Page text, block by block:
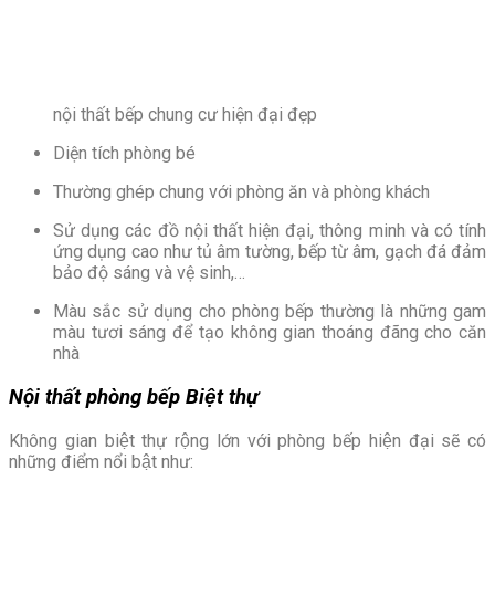
nội thất bếp chung cư hiện đại đẹp
Diện tích phòng bé
Thường ghép chung với phòng ăn và phòng khách
Sử dụng các đồ nội thất hiện đại, thông minh và có tính
ứng dụng cao như tủ âm tường, bếp từ âm, gạch đá đảm
bảo độ sáng và vệ sinh,…
Màu sắc sử dụng cho phòng bếp thường là những gam
màu tươi sáng để tạo không gian thoáng đãng cho căn
nhà
Nội thất phòng bếp Biệt thự
Không gian biệt thự rộng lớn với phòng bếp hiện đại sẽ có
những điểm nổi bật như: